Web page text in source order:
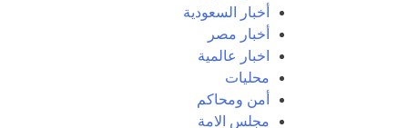
أخبار السعودية
أخبار مصر
اخبار عالمية
محليات
أمن ومحاكم
مجلس الامة